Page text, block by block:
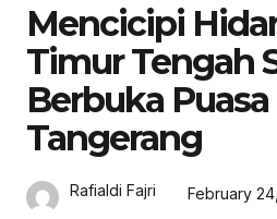
Mencicipi
Timur Tengah
Berbuka
Tangerang
Rafialdi Fajri February